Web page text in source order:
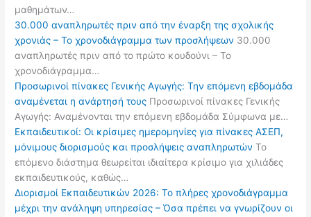
μαθημάτων…
30.000 αναπληρωτές πριν από την έναρξη της σχολικής
χρονιάς – Το χρονοδιάγραμμα των προσλήψεων 30.000
αναπληρωτές πριν από το πρώτο κουδούνι – Το
χρονοδιάγραμμα…
Προσωρινοί πίνακες Γενικής Αγωγής: Την επόμενη εβδομάδα
αναμένεται η ανάρτησή τους Προσωρινοί πίνακες Γενικής
Αγωγής: Αναμένονται την επόμενη εβδομάδα Σύμφωνα με…
Εκπαιδευτικοί: Οι κρίσιμες ημερομηνίες για πίνακες ΑΣΕΠ,
μόνιμους διορισμούς και προσλήψεις αναπληρωτών Το
επόμενο διάστημα θεωρείται ιδιαίτερα κρίσιμο για χιλιάδες
εκπαιδευτικούς, καθώς…
Διορισμοί Εκπαιδευτικών 2026: Το πλήρες χρονοδιάγραμμα
μέχρι την ανάληψη υπηρεσίας – Όσα πρέπει να γνωρίζουν οι